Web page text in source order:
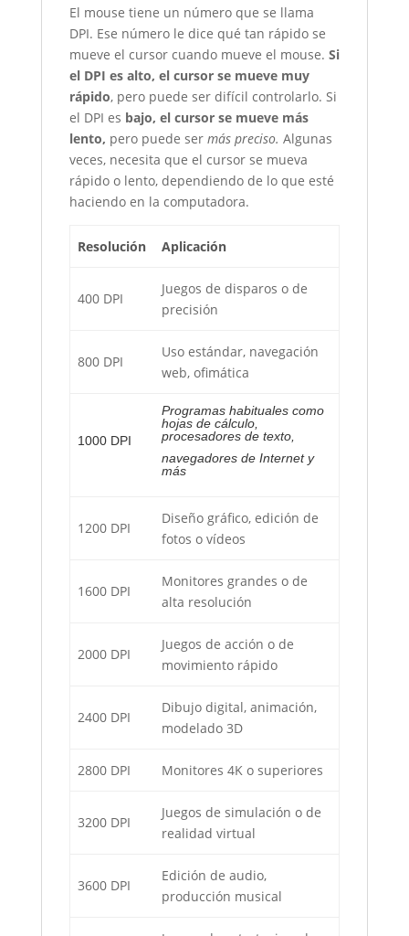
El mouse tiene un número que se llama
DPI. Ese número le dice qué tan rápido se
mueve el cursor cuando mueve el mouse. Si
el DPI es alto, el cursor se mueve muy
rápido, pero puede ser difícil controlarlo. Si
el DPI es bajo, el cursor se mueve más
lento, pero puede ser más preciso. Algunas
veces, necesita que el cursor se mueva
rápido o lento, dependiendo de lo que esté
haciendo en la computadora.
Resolución Aplicación
400 DPI
Juegos de disparos o de
precisión
800 DPI
Uso estándar, navegación
web, ofimática
1000 DPI
Programas habituales como
hojas de cálculo,
procesadores de texto,
navegadores de Internet y
más
1200 DPI
Diseño gráfico, edición de
fotos o vídeos
1600 DPI
Monitores grandes o de
alta resolución
2000 DPI
Juegos de acción o de
movimiento rápido
2400 DPI
Dibujo digital, animación,
modelado 3D
2800 DPI Monitores 4K o superiores
3200 DPI
Juegos de simulación o de
realidad virtual
3600 DPI
Edición de audio,
producción musical